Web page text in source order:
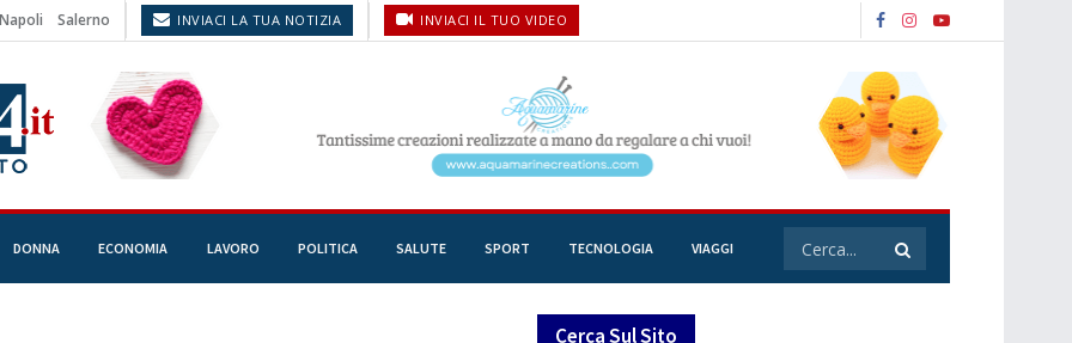
Napoli Salerno INVIACI LA TUA NOTIZIA INVIACI IL TUO VIDEO
DONNA ECONOMIA LAVORO POLITICA SALUTE SPORT TECNOLOGIA VIAGGI
Cerca Sul Sito